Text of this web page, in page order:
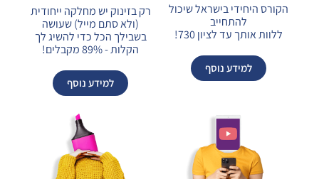
הקורס היחידי בישראל שיכול
להתחייב
ללוות אותך עד לציון 730!
למידע נוסף
רק בזינוק יש מחלקה ייחודית
(ולא סתם מייל) שעושה
בשבילך הכל כדי להשיג לך
הקלות - 89% מקבלים!
למידע נוסף